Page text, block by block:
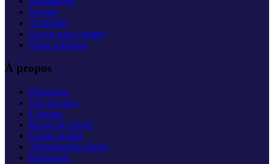
Investir
Actualités
Ouvrir mon compte
Nous contacter
À propos
Historique
Nos services
L'équipe
Revue de presse
Charte qualité
Témoignages clients
Parrainage